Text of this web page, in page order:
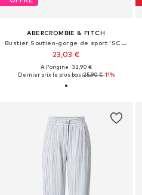
ABERCROMBIE & FITCH
Bustier Soutien-gorge de sport 'SCULPTLUX SWEETHEART'
23,03 €
À l'origine : 32,90 €
Dernier prix le plus bas :25,90 €-11%